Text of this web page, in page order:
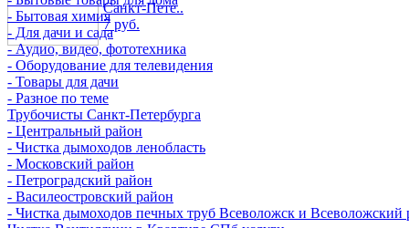
Санкт-Пете..
7 руб.
- Бытовая химия
- Для дачи и сада
- Аудио, видео, фототехника
- Оборудование для телевидения
- Товары для дачи
- Разное по теме
Трубочисты Санкт-Петербурга
- Центральный район
- Чистка дымоходов ленобласть
- Московский район
- Петроградский район
- Василеостровский район
- Чистка дымоходов печных труб Всеволожск и Всеволожский